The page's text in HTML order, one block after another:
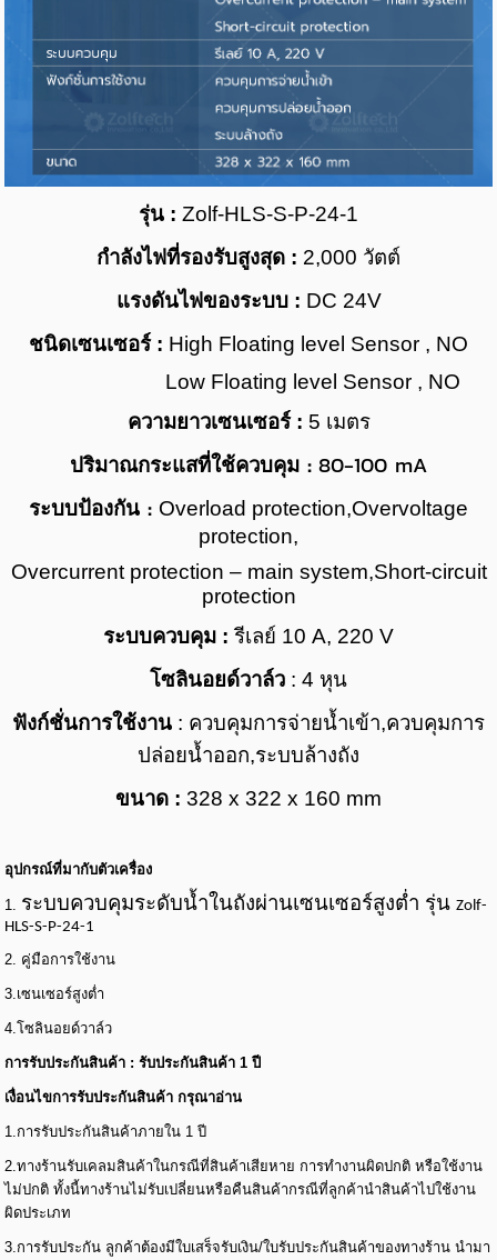
รุ่น : Zolf-HLS-S-P-24-1
กำลังไฟที่รองรับสูงสุด : 2,000 วัตต์
แรงดันไฟของระบบ : DC 24V
ชนิดเซนเซอร์ : High Floating level Sensor , NO
Low Floating level Sensor , NO
ความยาวเซนเซอร์ : 5 เมตร
ปริมาณกระแสที่ใช้ควบคุม :80-100 mA
ระบบป้องกัน : Overload protection,Overvoltage
protection,
Overcurrent protection – main system,Short-circuit
protection
ระบบควบคุม : รีเลย์ 10 A, 220 V
โซลินอยด์วาล์ว : 4 หุน
ฟังก์ชั่นการใช้งาน : ควบคุมการจ่ายน้ำเข้า,ควบคุมการ
ปล่อยน้ำออก,ระบบล้างถัง
ขนาด : 328 x 322 x 160 mm
อุปกรณ์ที่มากับตัวเครื่อง
1. ระบบควบคุมระดับน้ำในถังผ่านเซนเซอร์สูงต่ำ รุ่นZolf-
HLS-S-P-24-1
2. คู่มือการใช้งาน
3.เซนเซอร์สูงต่ำ
4.โซลินอยด์วาล์ว
การรับประกันสินค้า : รับประกันสินค้า 1 ปี
เงื่อนไขการรับประกันสินค้า กรุณาอ่าน
1.การรับประกันสินค้าภายใน 1 ปี
2.ทางร้านรับเคลมสินค้าในกรณีที่สินค้าเสียหาย การทำงานผิดปกติ หรือใช้งาน
ไม่ปกติ ทั้งนี้ทางร้านไม่รับเปลี่ยนหรือคืนสินค้ากรณีที่ลูกค้านำสินค้าไปใช้งาน
ผิดประเภท
3.การรับประกัน ลูกค้าต้องมีใบเสร็จรับเงิน/ใบรับประกันสินค้าของทางร้าน นำมา